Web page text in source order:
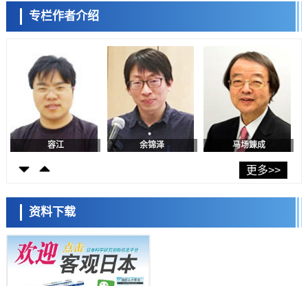
科学研究
东京大学发现可诱导细胞死亡的新型信使物质
东京都健康长寿医疗中心跨器官揭示衰老过程中的糖链变化
科学研究
产总研无需石油利用松脂制备石墨前驱体，可作为电池电极材料
科学研究
东京大学和海上保安厅等发现南海海槽沿线板块边界锁定状态存在区域
政策
日本第2次医疗研究开发调整费，根据一线实际情况和需求分配99.3亿
千叶大学鉴定出导致难治性疾病“肺高血压症”恶化的蛋白质“MYL9/12”，
会引发血管结构恶化
科学研究
京都大学高效生成光的构成单元“光子”，可应用于量子计算机
科学研究
用数理模型诠释慢性荨麻疹的发病机理，借助数学的力量实现个体化最
专栏作者介绍
陈小牧 李鸥 安宁
容江 余锦泽 马场錬成
日本科学未来馆 科学交
流员
更多>>
资料下载